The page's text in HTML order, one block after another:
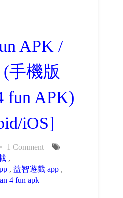
APK /
(手機版
fun APK)
iOS]
1 Comment
,
, 益智遊戲 app,
4 fun apk